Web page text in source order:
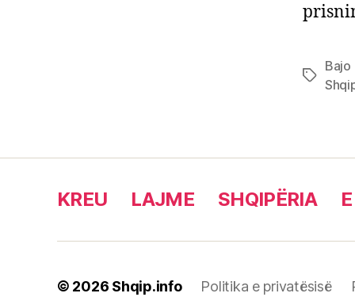
Tags
Bajo
KREU LAJME SHQIPËRIA
© 2026 Shqip.info Politika e privatësisë